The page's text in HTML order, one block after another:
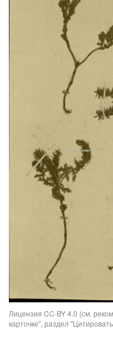
Лицензия CC-BY 4.0 (см.
карточке", раздел